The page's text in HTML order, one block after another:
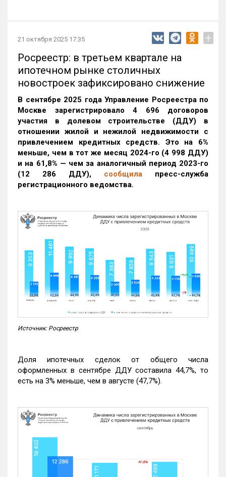
21 октября 2025 17:35 +
Росреестр: в третьем квартале на
ипотечном рынке столичных
новостроек зафиксировано снижение
В сентябре 2025 года Управление Росреестра по
Москве зарегистрировало 4 696 договоров
участия в долевом строительстве (ДДУ) в
отношении жилой и нежилой недвижимости с
привлечением кредитных средств. Это на 6%
меньше, чем в тот же месяц 2024-го (4 998 ДДУ)
и на 61,8% — чем за аналогичный период 2023-го
(12 286 ДДУ), сообщила пресс-служба
регистрационного ведомства.
Источник: Росреестр
Доля ипотечных сделок от общего числа
оформленных в сентябре ДДУ составила 44,7%, то
есть на 3% меньше, чем в августе (47,7%).